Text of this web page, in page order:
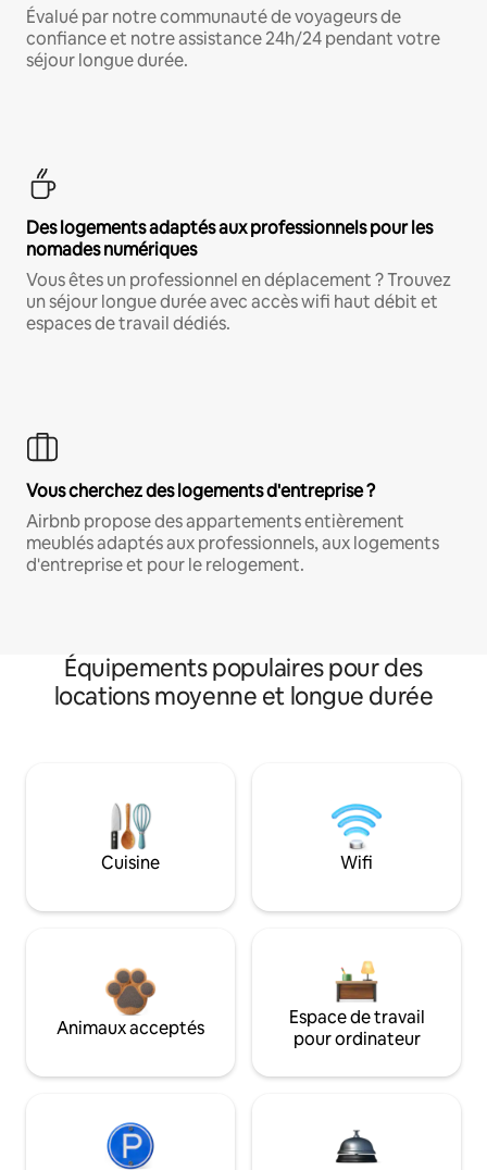
Évalué par notre communauté de voyageurs de
confiance et notre assistance 24h/24 pendant votre
séjour longue durée.
Des logements adaptés aux professionnels pour les
nomades numériques
Vous êtes un professionnel en déplacement ? Trouvez
un séjour longue durée avec accès wifi haut débit et
espaces de travail dédiés.
Vous cherchez des logements d'entreprise ?
Airbnb propose des appartements entièrement
meublés adaptés aux professionnels, aux logements
d'entreprise et pour le relogement.
Équipements populaires pour des
locations moyenne et longue durée
Cuisine Wifi
Animaux acceptés
Espace de travail
pour ordinateur